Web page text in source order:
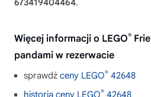
673419404464.
Więcej informacji o LEGO®
pandami w rezerwacie
sprawdź ceny LEGO® 42648
historia ceny LEGO® 42648